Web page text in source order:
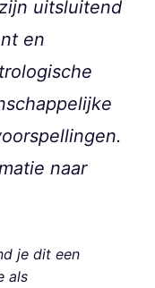
uitsluitend
en
naar
je dit een
als